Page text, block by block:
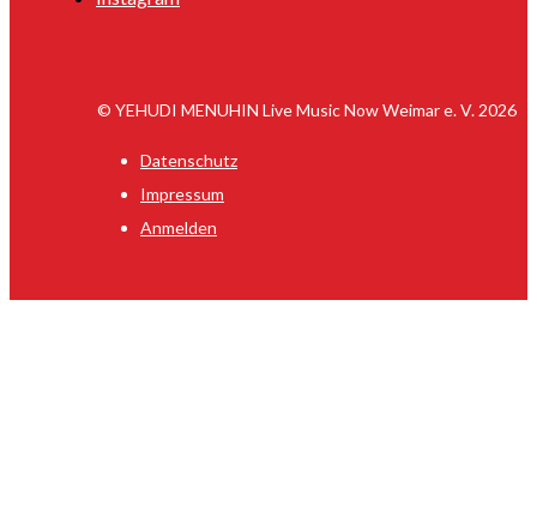
© YEHUDI MENUHIN Live Music Now Weimar e. V. 2026
Datenschutz
Impressum
Anmelden